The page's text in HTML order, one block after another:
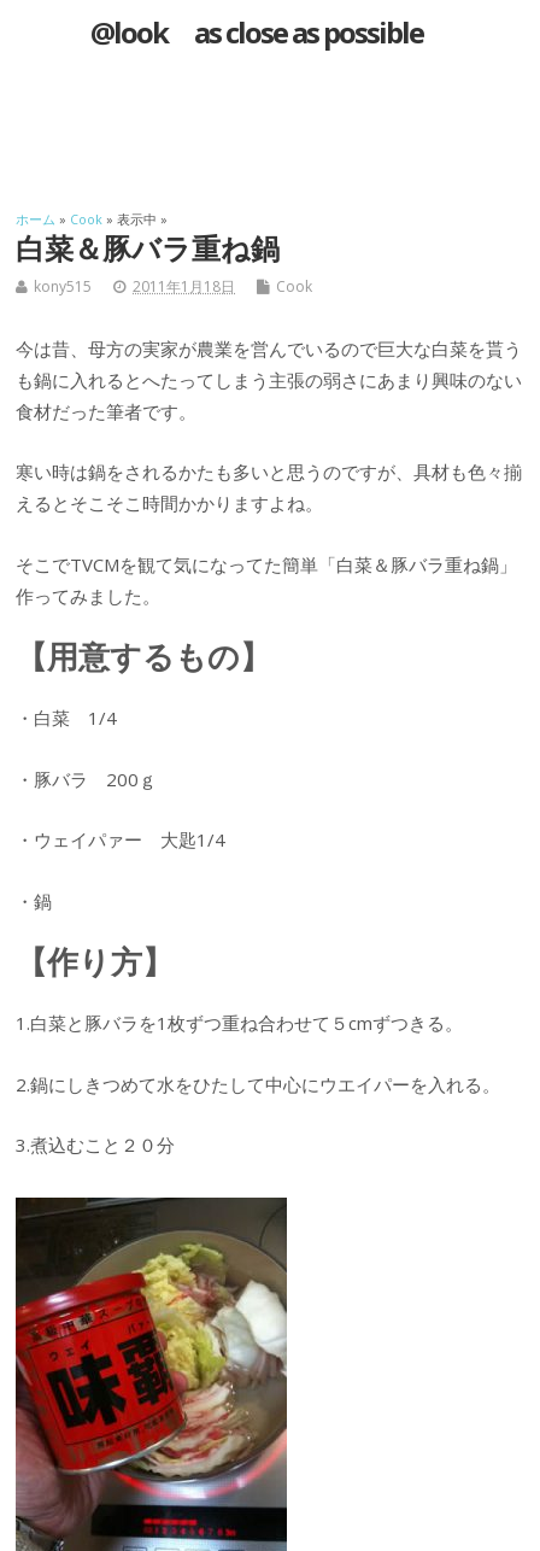
@look as close as possible
ホーム » Cook » 表示中 »
白菜＆豚バラ重ね鍋
kony515 2011年1月18日 Cook
今は昔、母方の実家が農業を営んでいるので巨大な白菜を貰う
も鍋に入れるとへたってしまう主張の弱さにあまり興味のない
食材だった筆者です。
寒い時は鍋をされるかたも多いと思うのですが、具材も色々揃
えるとそこそこ時間かかりますよね。
そこでTVCMを観て気になってた簡単「白菜＆豚バラ重ね鍋」
作ってみました。
【用意するもの】
・白菜 1/4
・豚バラ 200ｇ
・ウェイパァー 大匙1/4
・鍋
【作り方】
1.白菜と豚バラを1枚ずつ重ね合わせて５cmずつきる。
2.鍋にしきつめて水をひたして中心にウエイパーを入れる。
3.煮込むこと２０分